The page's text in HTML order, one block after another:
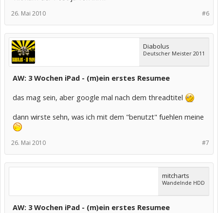
#6
26. Mai 2010
Diabolus
Deutscher Meister 2011
AW: 3 Wochen iPad - (m)ein erstes Resumee
das mag sein, aber google mal nach dem threadtitel
dann wirste sehn, was ich mit dem "benutzt" fuehlen meine
#7
26. Mai 2010
mitcharts
Wandelnde HDD
AW: 3 Wochen iPad - (m)ein erstes Resumee